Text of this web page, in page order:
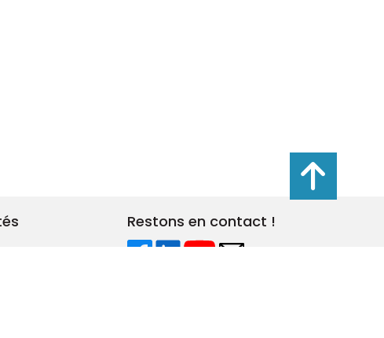
Restons en contact !
réglementations. Personnalisez vos préférences pour